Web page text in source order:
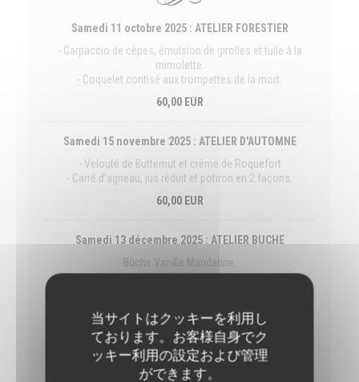
当サイトはクッキーを利用し
ております。お客様自身でク
ッキー利用の設定および管理
ができます。
Samedi 11 octobre 2025 : ATELIER FORESTIER
- Carpaccio de cèpes, émulsion de girolles et tuile à la
mimolette.
- Coquelet contisé aux trompettes de la mort.
60,00 EUR
Samedi 15 novembre 2025 : ATELIER D'AUTOMNE
- Velouté de Butternut et crème de Roquefort
- Carré d'agneau, jus réduit et potiron en 2 façons.
60,00 EUR
Samedi 13 décembre 2025 : ATELIER BUCHE
Bûche Vanille Mandarine.
Mercredi 17 décembre 2025 : ATELIER BUCHE
Bûche Vanille Mandarine.
60,00 EUR